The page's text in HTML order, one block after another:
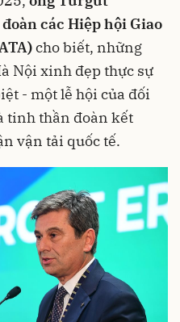
các Hiệp hội Giao
cho biết, những
Nội xinh đẹp thực sự
- một lễ hội của đối
tinh thần đoàn kết
vận tải quốc tế.